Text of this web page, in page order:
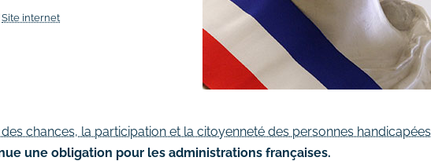
Site internet
chances, la participation et la citoyenneté des personnes handicapées
une obligation pour les administrations françaises.